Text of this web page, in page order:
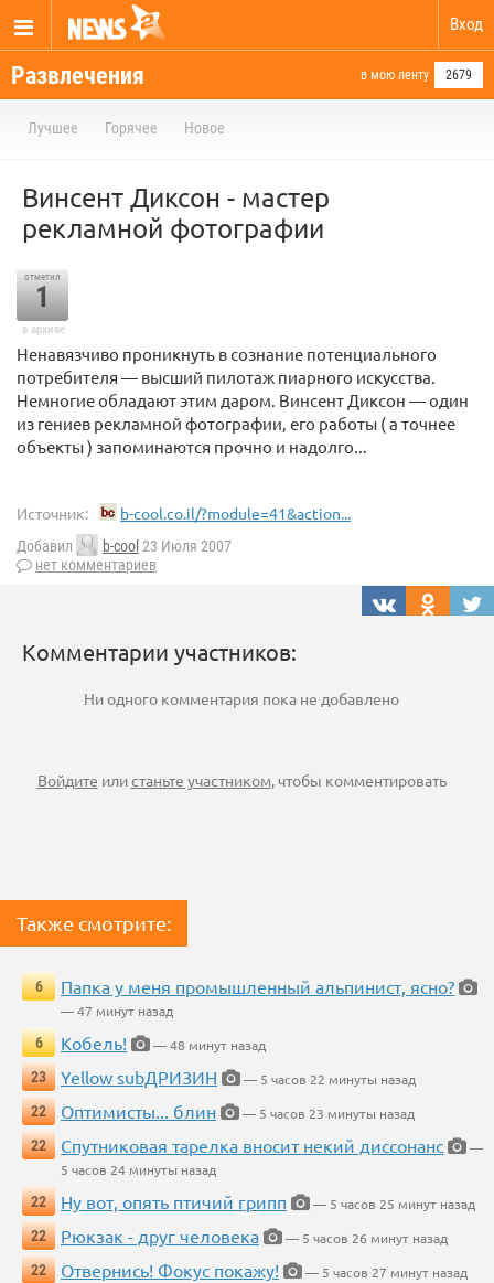
Вход
Развлечения в мою ленту 2679
Лучшее Горячее Новое
Винсент Диксон - мастер
рекламной фотографии
отметил
1
в архиве
Ненавязчиво проникнуть в сознание потенциального
потребителя — высший пилотаж пиарного искусства.
Немногие обладают этим даром. Винсент Диксон — один
из гениев рекламной фотографии, его работы ( а точнее
объекты ) запоминаются прочно и надолго...
Источник: b-cool.co.il/?module=41&action...
Добавил b-cool 23 Июля 2007
нет комментариев
Комментарии участников:
Ни одного комментария пока не добавлено
Войдите илистаньте участником, чтобы комментировать
Также смотрите:
6 Папка у меня промышленный альпинист, ясно?
— 47 минут назад
6
Кобель!
— 48 минут назад
23
Yellow subДРИЗИН
— 5 часов 22 минуты назад
22
Оптимисты... блин
— 5 часов 23 минуты назад
22
Спутниковая тарелка вносит некий диссонанс
—
5 часов 24 минуты назад
22
Ну вот, опять птичий грипп
— 5 часов 25 минут назад
22
Рюкзак - друг человека
— 5 часов 26 минут назад
22
Отвернись! Фокус покажу!
— 5 часов 27 минут назад